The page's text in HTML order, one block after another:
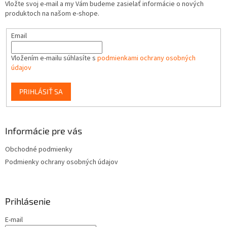
Vložte svoj e-mail a my Vám budeme zasielať informácie o nových
produktoch na našom e-shope.
Email
Vložením e-mailu súhlasíte s podmienkami ochrany osobných
údajov
PRIHLÁSIŤ SA
Informácie pre vás
Obchodné podmienky
Podmienky ochrany osobných údajov
Prihlásenie
E-mail